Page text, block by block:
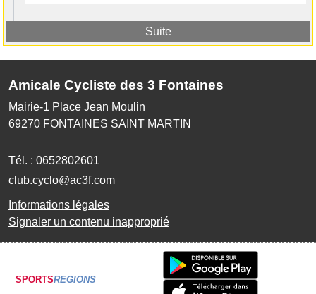
Suite
Amicale Cycliste des 3 Fontaines
Mairie-1 Place Jean Moulin
69270 FONTAINES SAINT MARTIN
Tél. : 0652802601
club.cyclo@ac3f.com
Informations légales
Signaler un contenu inapproprié
SPORTSREGIONS